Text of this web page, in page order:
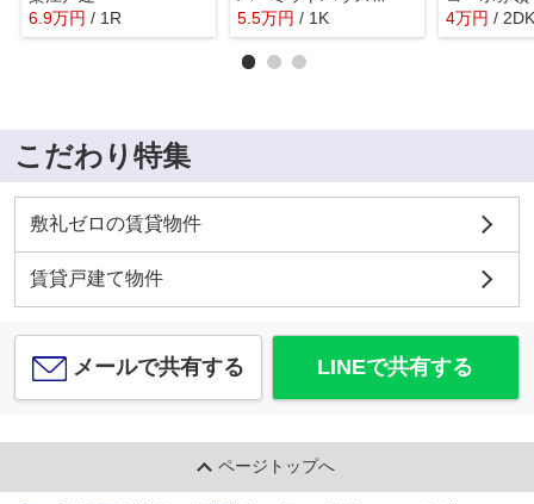
6.9万円 / 1R
5.5万円 / 1K
4万円 / 2DK
こだわり特集
敷礼ゼロの賃貸物件
賃貸戸建て物件
メールで共有する LINEで共有する
ページトップへ